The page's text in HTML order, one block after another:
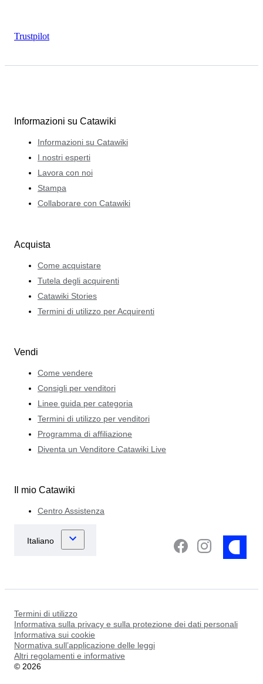
Trustpilot
Informazioni su Catawiki
Informazioni su Catawiki
I nostri esperti
Lavora con noi
Stampa
Collaborare con Catawiki
Acquista
Come acquistare
Tutela degli acquirenti
Catawiki Stories
Termini di utilizzo per Acquirenti
Vendi
Come vendere
Consigli per venditori
Linee guida per categoria
Termini di utilizzo per venditori
Programma di affiliazione
Diventa un Venditore Catawiki Live
Il mio Catawiki
Centro Assistenza
Termini di utilizzo
Informativa sulla privacy e sulla protezione dei dati personali
Informativa sui cookie
Normativa sull’applicazione delle leggi
Altri regolamenti e informative
© 2026